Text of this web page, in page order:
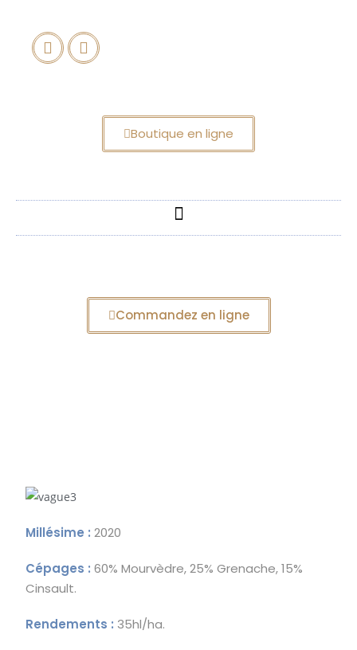
Boutique en ligne
Commandez en ligne
Millésime :2020
Cépages :60% Mourvèdre, 25% Grenache, 15%
Cinsault.
Rendements : 35hl/ha.